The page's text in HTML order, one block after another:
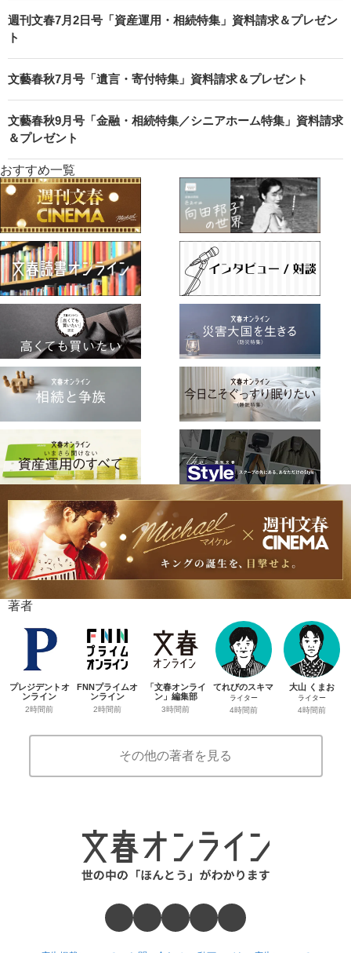
週刊文春7月2日号「資産運用・相続特集」資料請求＆プレゼン
ト
文藝春秋7月号「遺言・寄付特集」資料請求＆プレゼント
文藝春秋9月号「金融・相続特集／シニアホーム特集」資料請求
＆プレゼント
おすすめ一覧
著者
プレジデントオ
ンライン
2時間前
FNNプライムオ
ンライン
2時間前
「文春オンライ
ン」編集部
3時間前
てれびのスキマ
ライター
4時間前
大山 くまお
ライター
4時間前
その他の著者を見る